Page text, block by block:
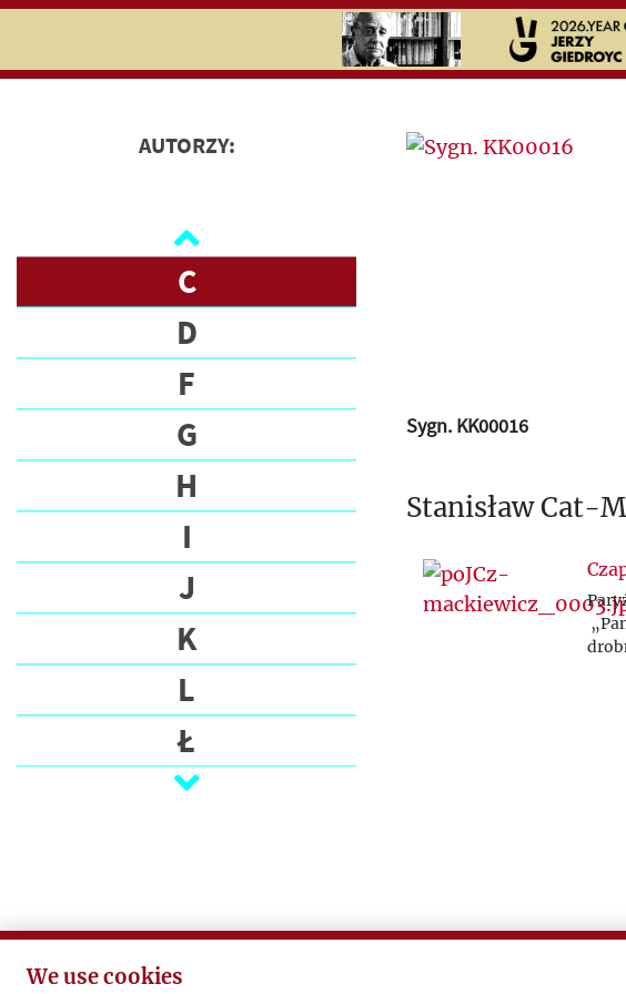
Search
People
Letters
AUTORZY:
B
C
D
F
G
H
I
J
K
L
Ł
M
P
Sygn. KK00016
Stanisław Cat-
We use cookies